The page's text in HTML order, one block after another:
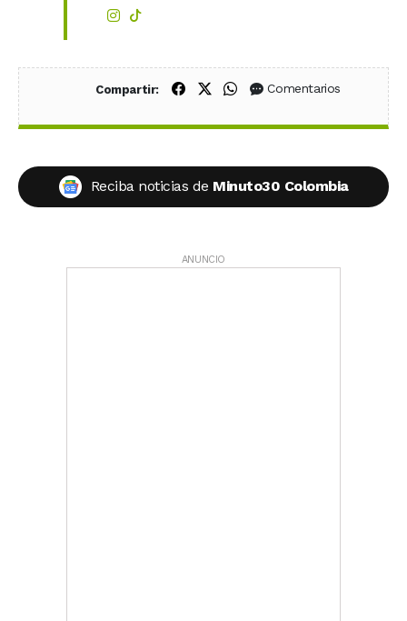
Compartir: Compartir en Facebook
Compartir en X (Twitter)
Compartir en WhatsApp
Comentarios
Reciba noticias de Minuto30 Colombia
ANUNCIO